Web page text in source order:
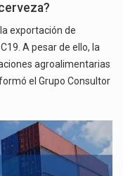
exportación de
A pesar de ello, la
agroalimentarias
el Grupo Consultor